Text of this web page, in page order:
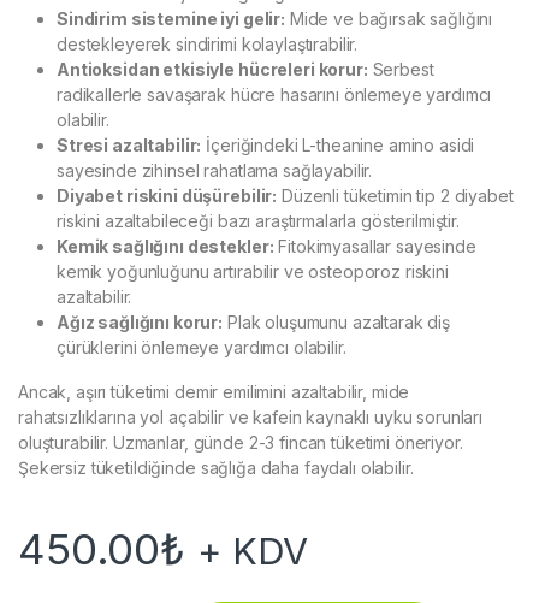
Sindirim sistemine iyi gelir: Mide ve bağırsak sağlığını
destekleyerek sindirimi kolaylaştırabilir.
Antioksidan etkisiyle hücreleri korur: Serbest
radikallerle savaşarak hücre hasarını önlemeye yardımcı
olabilir.
Stresi azaltabilir: İçeriğindeki L-theanine amino asidi
sayesinde zihinsel rahatlama sağlayabilir.
Diyabet riskini düşürebilir: Düzenli tüketimin tip 2 diyabet
riskini azaltabileceği bazı araştırmalarla gösterilmiştir.
Kemik sağlığını destekler: Fitokimyasallar sayesinde
kemik yoğunluğunu artırabilir ve osteoporoz riskini
azaltabilir.
Ağız sağlığını korur: Plak oluşumunu azaltarak diş
çürüklerini önlemeye yardımcı olabilir.
Ancak, aşırı tüketimi demir emilimini azaltabilir, mide
rahatsızlıklarına yol açabilir ve kafein kaynaklı uyku sorunları
oluşturabilir. Uzmanlar, günde 2-3 fincan tüketimi öneriyor.
Şekersiz tüketildiğinde sağlığa daha faydalı olabilir.
450.00₺ + KDV